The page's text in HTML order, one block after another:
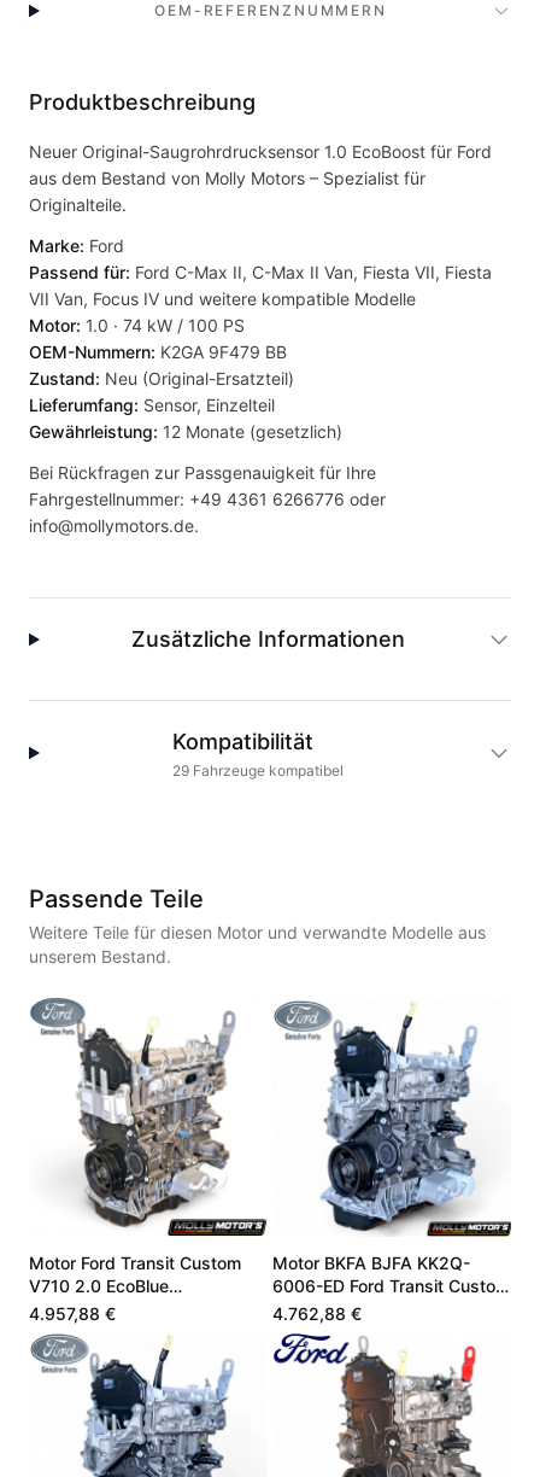
OEM-REFERENZNUMMERN
Produktbeschreibung
Neuer Original-Saugrohrdrucksensor 1.0 EcoBoost für Ford
aus dem Bestand von Molly Motors – Spezialist für
Originalteile.
Marke: Ford
Passend für: Ford C-Max II, C-Max II Van, Fiesta VII, Fiesta
VII Van, Focus IV und weitere kompatible Modelle
Motor: 1.0 · 74 kW / 100 PS
OEM-Nummern: K2GA 9F479 BB
Zustand: Neu (Original-Ersatzteil)
Lieferumfang: Sensor, Einzelteil
Gewährleistung: 12 Monate (gesetzlich)
Bei Rückfragen zur Passgenauigkeit für Ihre
Fahrgestellnummer: +49 4361 6266776 oder
info@mollymotors.de.
Zusätzliche Informationen
Kompatibilität
29 Fahrzeuge kompatibel
Passende Teile
Weitere Teile für diesen Motor und verwandte Modelle aus
unserem Bestand.
Motor Ford Transit Custom
V710 2.0 EcoBlue
PZ3Q6006EB
4.957,88 €
Motor BKFA BJFA KK2Q-
6006-ED Ford Transit Custom
2.0 EcoBlue
4.762,88 €